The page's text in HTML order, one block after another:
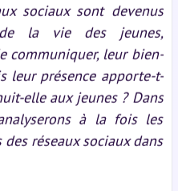
sociaux sont devenus
la vie des jeunes,
communiquer, leur bien-
leur présence apporte-t-
elle aux jeunes ? Dans
à la fois les
réseaux sociaux dans